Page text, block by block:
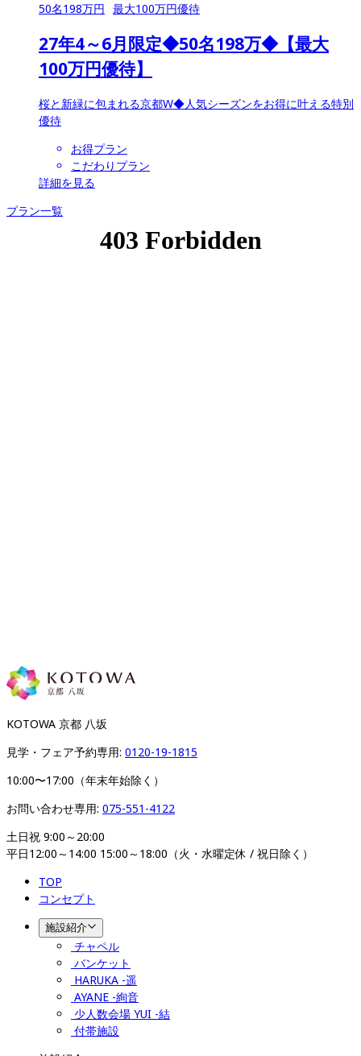
50名198万円 最大100万円優待
27年4～6月限定◆50名198万◆【最大
100万円優待】
桜と新緑に包まれる京都W◆人気シーズンをお得に叶える特別
優待
お得プラン
こだわりプラン
詳細を見る
プラン一覧
KOTOWA 京都 八坂
見学・フェア予約専用: 0120-19-1815
10:00〜17:00（年末年始除く）
お問い合わせ専用: 075-551-4122
土日祝 9:00～20:00
平日12:00～14:00 15:00～18:00（火・水曜定休 / 祝日除く）
TOP
コンセプト
施設紹介
チャペル
バンケット
HARUKA -遥
AYANE -絢音
少人数会場 YUI -結
付帯施設